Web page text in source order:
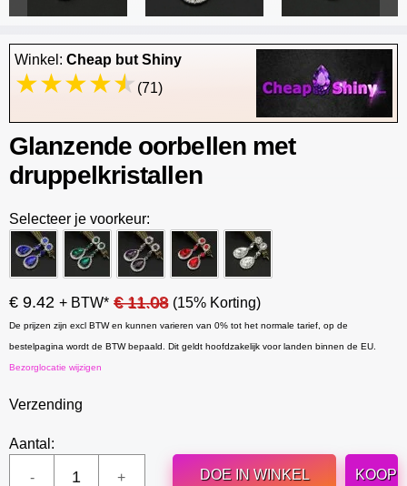
Winkel: Cheap but Shiny
(71)
Glanzende oorbellen met
druppelkristallen
Selecteer je voorkeur:
€ 9.42 + BTW* € 11.08 (15% Korting)
De prijzen zijn excl BTW en kunnen varieren van 0% tot het normale tarief, op de
bestelpagina wordt de BTW bepaald. Dit geldt hoofdzakelijk voor landen binnen de EU.
Bezorglocatie wijzigen
Verzending
Aantal:
DOE IN WINKEL
KOOP